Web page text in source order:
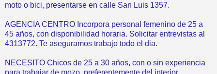
moto o bici, presentarse en calle San Luis 1357.
AGENCIA CENTRO Incorpora personal femenino de 25 a
45 años, con disponibilidad horaria. Solicitar entrevistas al
4313772. Te aseguramos trabajo todo el dia.
NECESITO Chicos de 25 a 30 años, con o sin experiencia
para trabajar de mozo, preferentemente del interior,